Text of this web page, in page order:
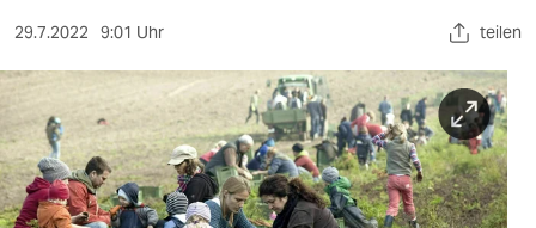
sport
berlin
nord
wahrheit
29.7.2022 9:01 Uhr teilen